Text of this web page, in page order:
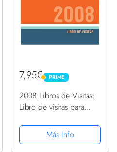
7,95€ PRIME
PRIME
2008 Libros de Visitas:
Libro de visitas para
de estilo retro para que
la familia y los amigos
Más Info